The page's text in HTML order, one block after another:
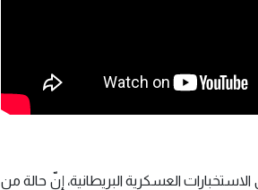
العسكرية البريطانية، إنّ حالة من